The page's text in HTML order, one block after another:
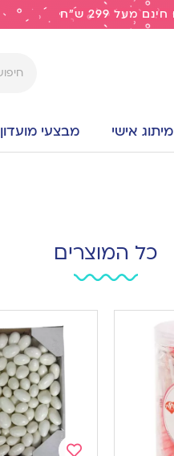
מיתוג אישי מבצעי מועדון
כל המוצרים